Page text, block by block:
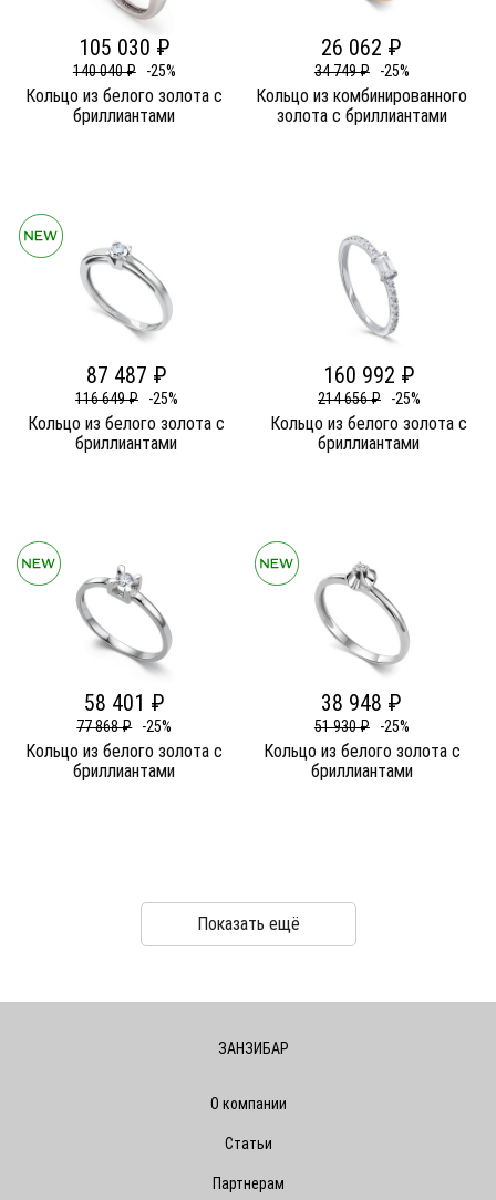
105 030 ₽
140 040 ₽ -25%
Кольцо из белого золота c
бриллиантами
26 062 ₽
34 749 ₽ -25%
Кольцо из комбинированного
золота c бриллиантами
87 487 ₽
116 649 ₽ -25%
Кольцо из белого золота c
бриллиантами
160 992 ₽
214 656 ₽ -25%
Кольцо из белого золота c
бриллиантами
58 401 ₽
77 868 ₽ -25%
Кольцо из белого золота c
бриллиантами
38 948 ₽
51 930 ₽ -25%
Кольцо из белого золота c
бриллиантами
Показать ещё
ЗАНЗИБАР
О компании
Статьи
Партнерам